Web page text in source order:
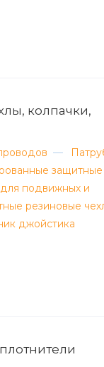
колпачки,
—
защитные
подвижных и
резиновые
джойстика